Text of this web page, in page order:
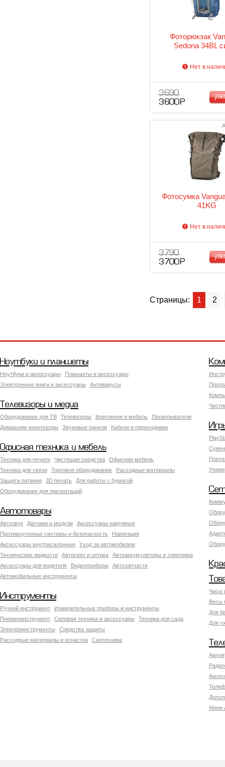
Фоторюкзак
Sedona 34BL
Нет в
3 690
3 600 Р
Фотосумка
41KG
Нет в
3 790
3 700 Р
Страницы: 1 2
Ноутбуки и планшеты
Ноутбуки и аксессуары
Планшеты и аксессуары
Электронные книги и аксессуары
Антивирусы
Телевизоры и медиа
Оборудование для ТВ Телевизоры Крепления и мебель
Проигрыватели
Домашние кинотеатры
Звуковые панели Кабели и переходники
Офисная техника и мебель
Техника для печати Чистящие средства
Офисная мебель
Техника для связи
Торговое оборудование
Расходные материалы
Защита питания
3D печать
Для работы с бумагой
Оборудование для презентаций
Автотовары
Автозвук Датчики и модули
Аксессуары наружные
Противоугонные системы и безопасность
Навигация
Аксесcуары внутрисалонные
Уход за автомобилем
Технические жидкости
Автосвет и оптика
Автоаккумуляторы и электрика
Аксессуары для водителя
Видеоприборы
Автозапчасти
Автомобильные инструменты
Часы
Весы
Для
Для
Инструменты
Ручной инструмент
Измерительные приборы и инструменты
Пневмоинструмент
Силовая техника и аксессуары
Техника для сада
Электроинструменты
Средства защиты
Расходные материалы и оснастка
Сантехника
Мини